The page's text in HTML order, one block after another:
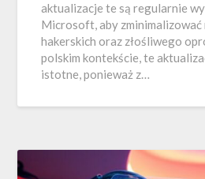
aktualizacje te są regularnie
Microsoft, aby
hakerskich oraz złośliwego
polskim kontekście, te
istotne, ponieważ z…